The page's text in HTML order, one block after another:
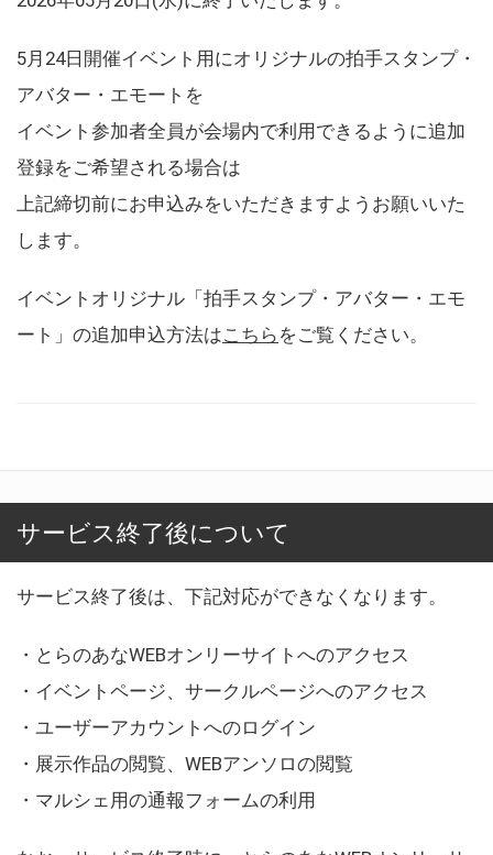
5月24日開催イベント用にオリジナルの拍手スタンプ・
アバター・エモートを
イベント参加者全員が会場内で利用できるように追加
登録をご希望される場合は
上記締切前にお申込みをいただきますようお願いいた
します。
イベントオリジナル「拍手スタンプ・アバター・エモ
ート」の追加申込方法はこちら をご覧ください。
サービス終了後について
サービス終了後は、下記対応ができなくなります。
・とらのあなWEBオンリーサイトへのアクセス
・イベントページ、サークルページへのアクセス
・ユーザーアカウントへのログイン
・展示作品の閲覧、WEBアンソロの閲覧
・マルシェ用の通報フォームの利用